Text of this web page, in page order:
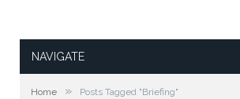
NAVIGATE
Home » Posts Tagged "Briefing"